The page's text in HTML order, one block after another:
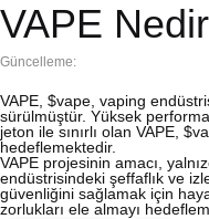
VAPE
Güncelleme:
VAPE, $vape, vaping
sürülmüştür. Yüksek
jeton ile sınırlı olan VAPE,
hedeflemektedir.
VAPE projesinin amacı,
endüstrisindeki şeffaflık ve
güvenliğini sağlamak için
zorlukları ele almayı